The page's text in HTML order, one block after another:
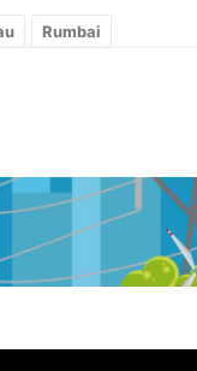
Rumbai